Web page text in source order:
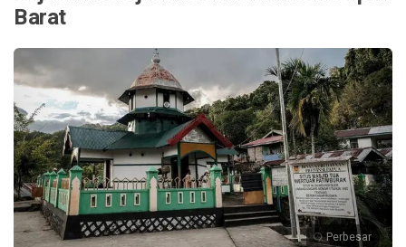
Barat
Perbesar